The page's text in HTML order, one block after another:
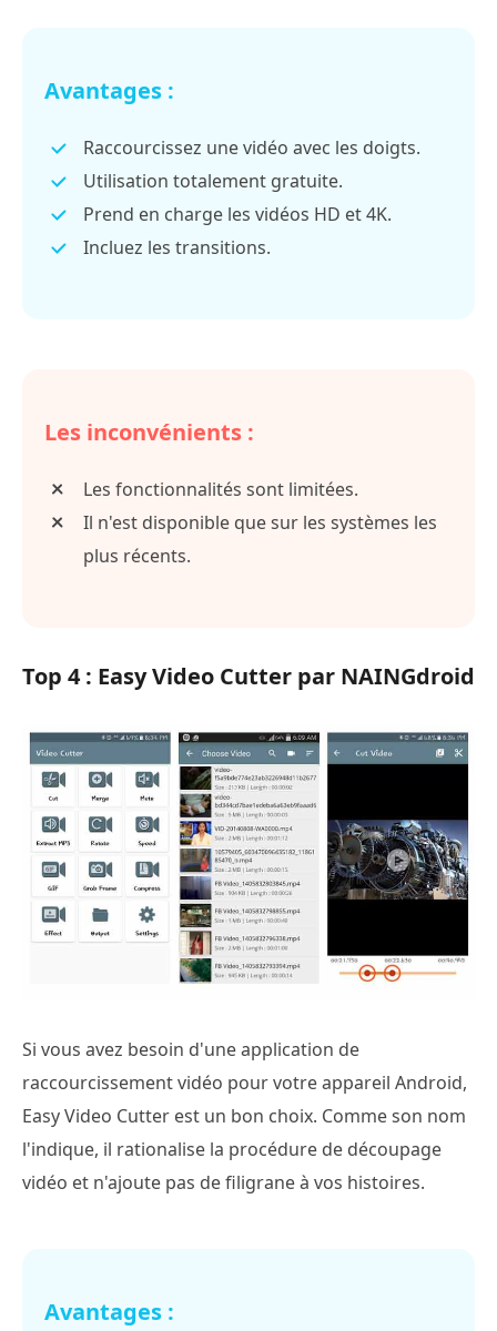
Avantages :
Raccourcissez une vidéo avec les doigts.
Utilisation totalement gratuite.
Prend en charge les vidéos HD et 4K.
Incluez les transitions.
Les inconvénients :
Les fonctionnalités sont limitées.
Il n'est disponible que sur les systèmes les
plus récents.
Top 4 : Easy Video Cutter par NAINGdroid
Si vous avez besoin d'une application de
raccourcissement vidéo pour votre appareil Android,
Easy Video Cutter est un bon choix. Comme son nom
l'indique, il rationalise la procédure de découpage
vidéo et n'ajoute pas de filigrane à vos histoires.
Avantages :